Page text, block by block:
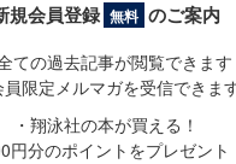
規会員登録 無料 のご案内
ての過去記事が閲覧できます
員限定メルマガを受信できま
・翔泳社の本が買える！
円分のポイントをプレゼント